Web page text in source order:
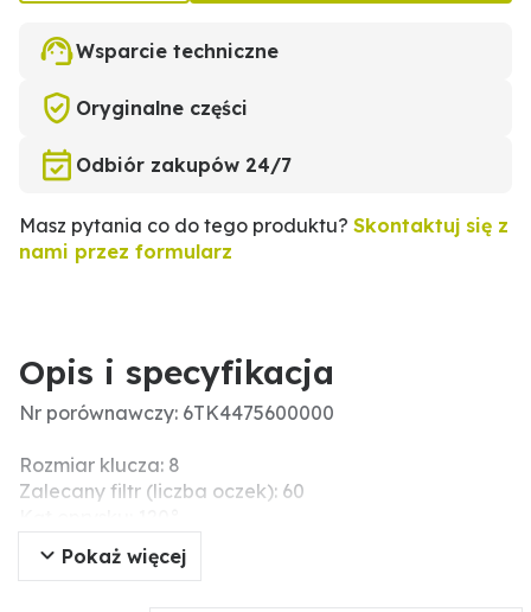
Wsparcie techniczne
Oryginalne części
Odbiór zakupów 24/7
Masz pytania co do tego produktu? Skontaktuj się z
nami przez formularz
Opis i specyfikacja
Nr porównawczy: 6TK4475600000
Rozmiar klucza: 8
Zalecany filtr (liczba oczek): 60
Obudowa - materiał: tworzywo sztuczne
Materiał końcówki: tworzywo sztuczne
Pokaż więcej